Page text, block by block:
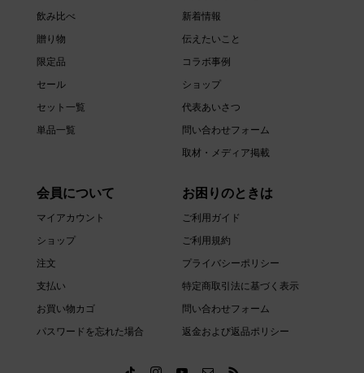
飲み比べ
贈り物
限定品
セール
セット一覧
単品一覧
新着情報
伝えたいこと
コラボ事例
ショップ
代表あいさつ
問い合わせフォーム
取材・メディア掲載
会員について
マイアカウント
ショップ
注文
支払い
お買い物カゴ
パスワードを忘れた場合
お困りのときは
ご利用ガイド
ご利用規約
プライバシーポリシー
特定商取引法に基づく表示
問い合わせフォーム
返金および返品ポリシー